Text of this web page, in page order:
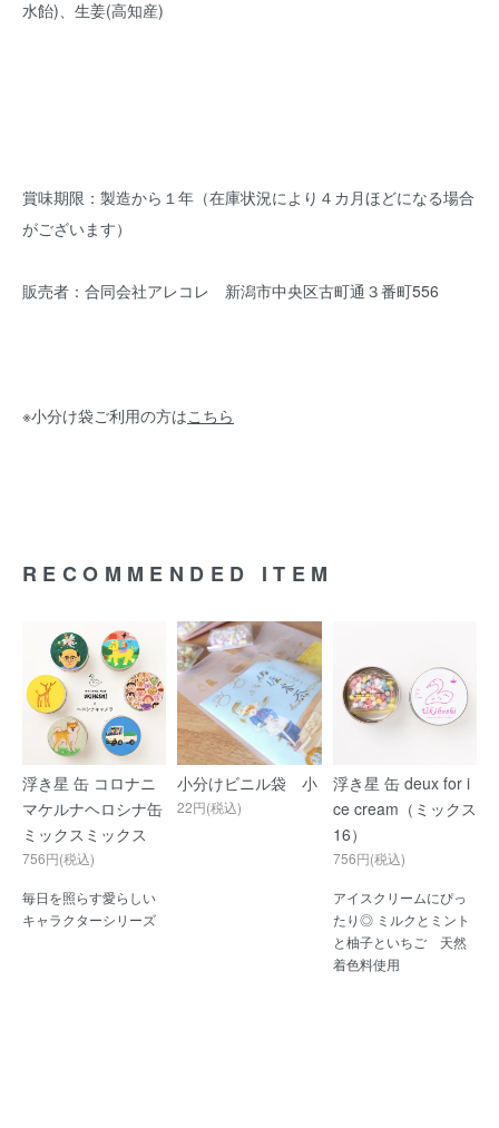
水飴)、生姜(高知産)
賞味期限：製造から１年（在庫状況により４カ月ほどになる場合
がございます）
販売者：合同会社アレコレ 新潟市中央区古町通３番町556
※小分け袋ご利用の方はこちら
RECOMMENDED ITEM
浮き星 缶 コロナニ
マケルナヘロシナ缶
ミックスミックス
756円(税込)
毎日を照らす愛らしい
キャラクターシリーズ
小分けビニル袋 小
22円(税込)
浮き星 缶 deux for i
ce cream（ミックス
16）
756円(税込)
アイスクリームにぴっ
たり◎ ミルクとミント
と柚子といちご 天然
着色料使用